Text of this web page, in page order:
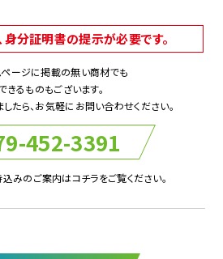
身分証明書の提示が必要です。
ページに掲載の無い商材でも
きるものもございます。
たら、お気軽にお問い合わせください。
452-3391
みのご案内はコチラをご覧ください。